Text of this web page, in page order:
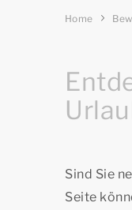
Home
Sind Sie
Seite